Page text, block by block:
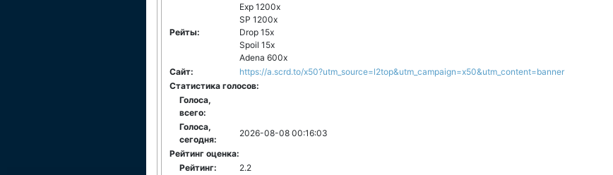
Рейты:
Exp 1200x
SP 1200x
Drop 15x
Spoil 15x
Adena 600x
Сайт:
https://a.scrd.to/x50?utm_source=l2top&utm_campaign=x50&utm_content=banner
Статистика голосов:
Голоса,
всего:
Голоса,
сегодня:
2026-08-08 00:16:03
Рейтинг оценка:
Рейтинг:
2.2